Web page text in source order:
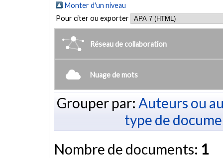
Monter d'un niveau
Pour citer ou exporter
Réseau de collaboration
Nuage de mots
Grouper par: Auteurs ou
type de
Nombre de documents: 1